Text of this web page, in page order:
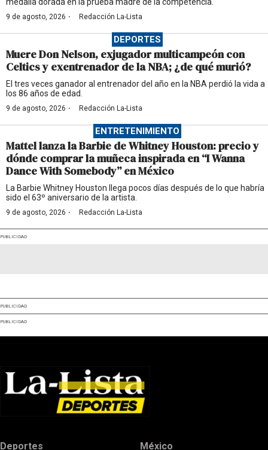
9 de agosto, 2026 · Redacción La-Lista
DEPORTES
Muere Don Nelson, exjugador multicampeón con
Celtics y exentrenador de la NBA; ¿de qué murió?
El tres veces ganador al entrenador del año en la NBA perdió la vida a
los 86 años de edad.
9 de agosto, 2026 · Redacción La-Lista
ENTRETENIMIENTO
Mattel lanza la Barbie de Whitney Houston: precio y
dónde comprar la muñeca inspirada en “I Wanna
Dance With Somebody” en México
La Barbie Whitney Houston llega pocos días después de lo que habría
sido el 63º aniversario de la artista.
9 de agosto, 2026 · Redacción La-Lista
PUBLICIDAD
PUBLICIDAD
PUBLICIDAD
Deportes México